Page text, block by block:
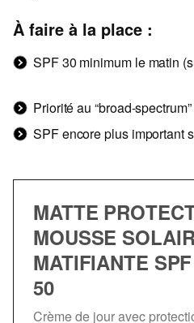
À faire à la place :
SPF 30 minimum le matin
Priorité au “broad-
SPF encore plus important
MATTE
MOUSSE
MATIFIANTE SPF
50
Crème de jour avec